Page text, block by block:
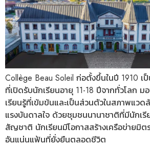
Collège Beau Soleil ก่อตั้งขึ้นในปี 1910 เป็
ที่เปิดรับนักเรียนอายุ 11-18 ปีจากทั่วโลก ม
เรียนรู้ที่เข้มข้นและเป็นส่วนตัวในสภาพแวด
แรงบันดาลใจ ด้วยชุมชนนานาชาติที่มีนักเรี
สัญชาติ นักเรียนมีโอกาสสร้างเครือข่ายมิ
อันแน่นแฟ้นที่ยั่งยืนตลอดชีวิต